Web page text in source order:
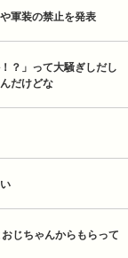
軍装の禁止を発表
？」って大騒ぎしだし
だけどな
じちゃんからもらって